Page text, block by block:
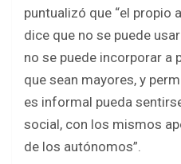
puntualizó que “el propio
dice que no se puede
no se puede incorporar a
que sean mayores, y
es informal pueda
social, con los mismos
de los autónomos”.